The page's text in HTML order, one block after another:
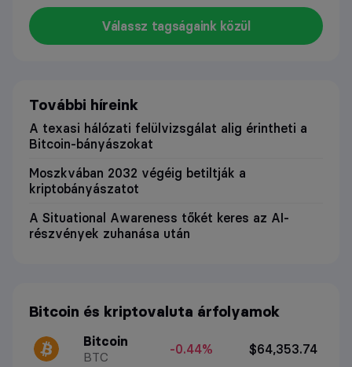
Válassz tagságaink közül
További híreink
A texasi hálózati felülvizsgálat alig érintheti a
Bitcoin-bányászokat
Moszkvában 2032 végéig betiltják a
kriptobányászatot
A Situational Awareness tőkét keres az AI-
részvények zuhanása után
Bitcoin és kriptovaluta árfolyamok
Bitcoin
BTC
-0.44% $64,353.74